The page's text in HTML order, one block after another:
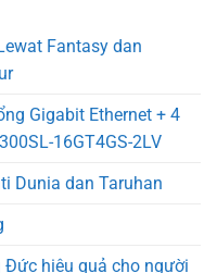
Fantasy dan
Gigabit Ethernet + 4
16GT4GS-2LV
Dunia dan Taruhan
Đức hiệu quả cho người